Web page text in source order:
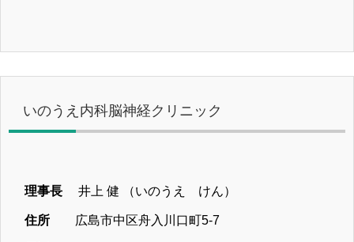
いのうえ内科脳神経クリニック
理事長 井上 健 （いのうえ けん）
住所 広島市中区舟入川口町5-7